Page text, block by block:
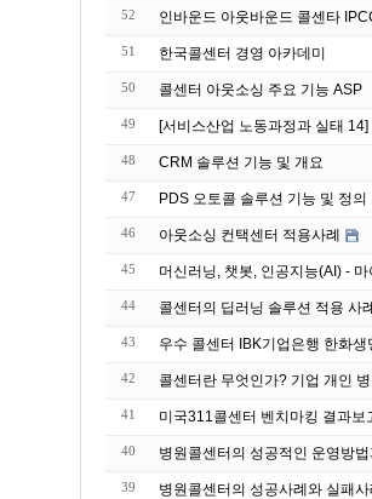
52 인바운드 아웃바운드 콜센타
51 한국콜센터 경영 아카데미
50 콜센터 아웃소싱 주요 기능 ASP
49 [서비스산업 노동과정과 실태
48 CRM 솔루션 기능 및 개요
47 PDS 오토콜 솔루션 기능 및 정의
46 아웃소싱 컨택센터 적용사례
45 머신러닝, 챗봇, 인공지능(AI) -
44
43 우수 콜센터 IBK기업
42 콜센터란 무엇인가? 기업 개인
41 미국311콜센터 벤치마킹 결과보
40 병원콜센터의 성공적인 운영방
39 병원콜센터의 성공사례와 실패